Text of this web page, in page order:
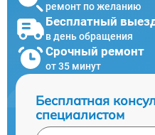
ремонт по желанию
Бесплатный
в день обращения
Срочный ремонт
от 35 минут
Бесплатная
специалистом